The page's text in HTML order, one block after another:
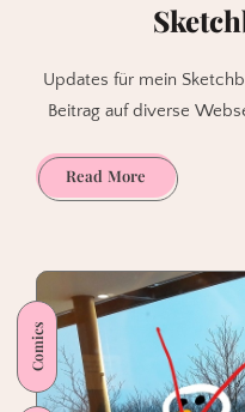
Updates für mein
Beitrag auf diverse
Read MoreDas
war
Buchmesse
2019.
Teil
Comics